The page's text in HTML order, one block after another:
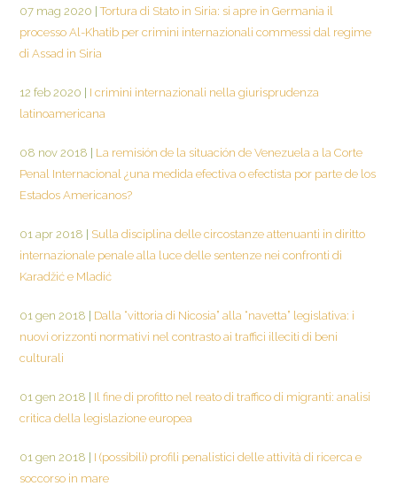
07 mag 2020 Tortura di Stato in Siria: si apre in Germania il
processo Al-Khatib per crimini internazionali commessi dal regime
di Assad in Siria
12 feb 2020
I crimini internazionali nella giurisprudenza
latinoamericana
08 nov 2018
La remisión de la situación de Venezuela a la Corte
Penal Internacional ¿una medida efectiva o efectista por parte de los
Estados Americanos?
01 apr 2018
Sulla disciplina delle circostanze attenuanti in diritto
internazionale penale alla luce delle sentenze nei confronti di
Karadžić e Mladić
01 gen 2018
Dalla “vittoria di Nicosia” alla “navetta” legislativa: i
nuovi orizzonti normativi nel contrasto ai traffici illeciti di beni
culturali
01 gen 2018
Il fine di profitto nel reato di traffico di migranti: analisi
critica della legislazione europea
01 gen 2018
I (possibili) profili penalistici delle attività di ricerca e
soccorso in mare